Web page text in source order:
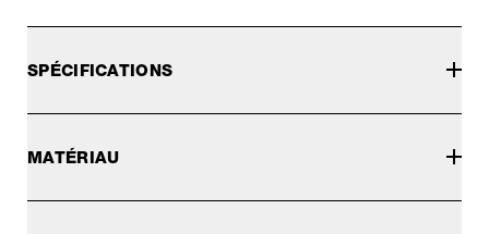
SPÉCIFICATIONS
MATÉRIAU